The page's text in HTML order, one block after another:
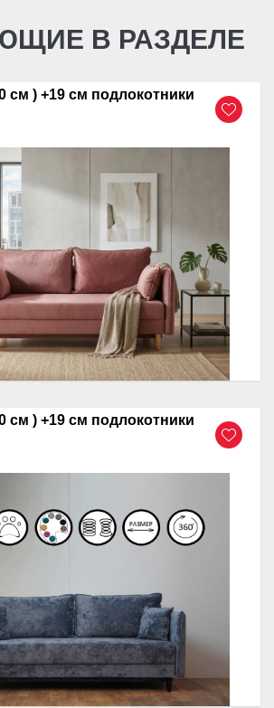
В РАЗДЕЛЕ
см ) +19 см подлокотники
см ) +19 см подлокотники